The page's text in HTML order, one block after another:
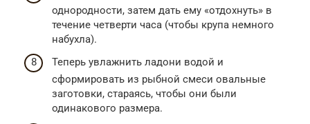
однородности, затем дать ему «отдохнуть» в
течение четверти часа (чтобы крупа немного
набухла).
Теперь увлажнить ладони водой и
сформировать из рыбной смеси овальные
заготовки, стараясь, чтобы они были
одинакового размера.